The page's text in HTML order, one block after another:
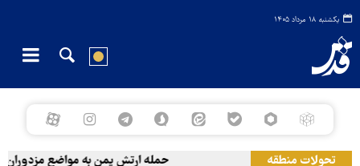
یکشنبه ۱۸ مرداد ۱۴۰۵
تحولات منطقه حمله ارتش یمن به مواضع مزدوران